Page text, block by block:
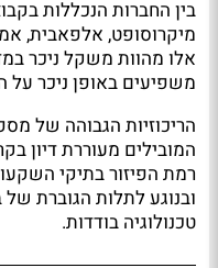
בין החברות הנכללות
מיקרוסופט, אלפאבית,
אלו מהוות משקל ניכר
משפיעים באופן ניכר על
הריכוזיות הגבוהה של
המובילים מעוררת דיון
רמת הפיזור בתיקי
ובנוגע לתלות הגוברת
טכנולוגיה בודדות.